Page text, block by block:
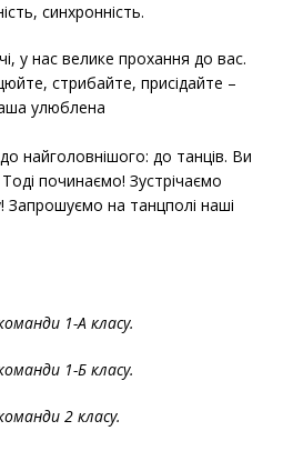
синхронність.
у нас велике прохання до вас.
стрибайте, присідайте –
улюблена
найголовнішого: до танців. Ви
починаємо! Зустрічаємо
Запрошуємо на танцполі наші
1-А класу.
1-Б класу.
2 класу.